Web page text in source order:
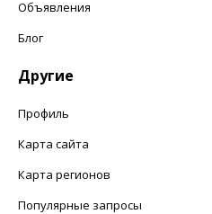
Объявления
Блог
Другие
Профиль
Карта сайта
Карта регионов
Популярные запросы